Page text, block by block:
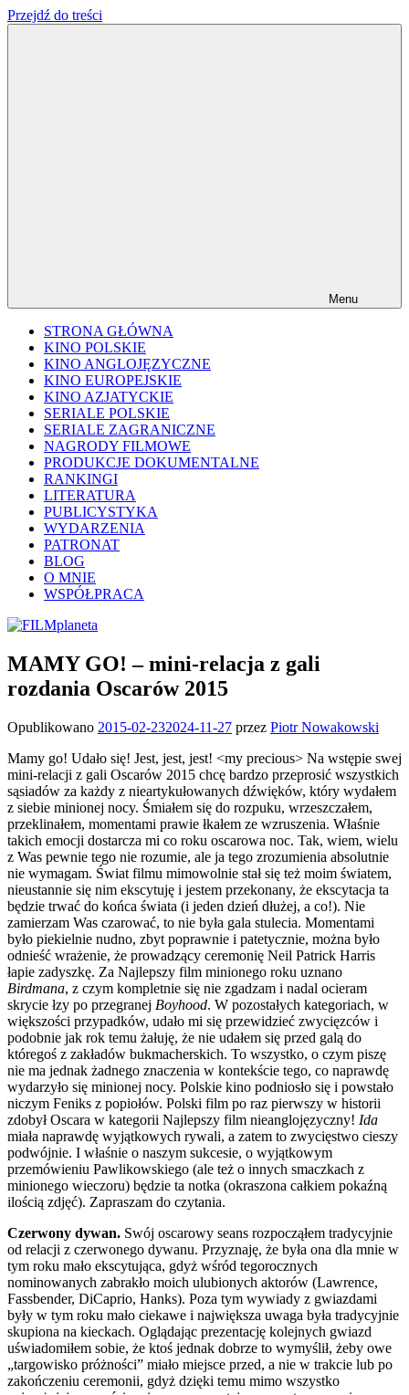
Przejdź do treści
Menu
STRONA GŁÓWNA
KINO POLSKIE
KINO ANGLOJĘZYCZNE
KINO EUROPEJSKIE
KINO AZJATYCKIE
SERIALE POLSKIE
SERIALE ZAGRANICZNE
NAGRODY FILMOWE
PRODUKCJE DOKUMENTALNE
RANKINGI
LITERATURA
PUBLICYSTYKA
WYDARZENIA
PATRONAT
BLOG
O MNIE
WSPÓŁPRACA
MAMY GO! – mini-relacja z gali
rozdania Oscarów 2015
Opublikowano 2015-02-232024-11-27 przez Piotr Nowakowski
Mamy go! Udało się! Jest, jest, jest! <my precious> Na wstępie swej
mini-relacji z gali Oscarów 2015 chcę bardzo przeprosić wszystkich
sąsiadów za każdy z nieartykułowanych dźwięków, który wydałem
z siebie minionej nocy. Śmiałem się do rozpuku, wrzeszczałem,
przeklinałem, momentami prawie łkałem ze wzruszenia. Właśnie
takich emocji dostarcza mi co roku oscarowa noc. Tak, wiem, wielu
z Was pewnie tego nie rozumie, ale ja tego zrozumienia absolutnie
nie wymagam. Świat filmu mimowolnie stał się też moim światem,
nieustannie się nim ekscytuję i jestem przekonany, że ekscytacja ta
będzie trwać do końca świata (i jeden dzień dłużej, a co!). Nie
zamierzam Was czarować, to nie była gala stulecia. Momentami
było piekielnie nudno, zbyt poprawnie i patetycznie, można było
odnieść wrażenie, że prowadzący ceremonię Neil Patrick Harris
łapie zadyszkę. Za Najlepszy film minionego roku uznano
Birdmana, z czym kompletnie się nie zgadzam i nadal ocieram
skrycie łzy po przegranej Boyhood. W pozostałych kategoriach, w
większości przypadków, udało mi się przewidzieć zwycięzców i
podobnie jak rok temu żałuję, że nie udałem się przed galą do
któregoś z zakładów bukmacherskich. To wszystko, o czym piszę
nie ma jednak żadnego znaczenia w kontekście tego, co naprawdę
wydarzyło się minionej nocy. Polskie kino podniosło się i powstało
niczym Feniks z popiołów. Polski film po raz pierwszy w historii
zdobył Oscara w kategorii Najlepszy film nieanglojęzyczny! Ida
miała naprawdę wyjątkowych rywali, a zatem to zwycięstwo cieszy
podwójnie. I właśnie o naszym sukcesie, o wyjątkowym
przemówieniu Pawlikowskiego (ale też o innych smaczkach z
minionego wieczoru) będzie ta notka (okraszona całkiem pokaźną
ilością zdjęć). Zapraszam do czytania.
Czerwony dywan. Swój oscarowy seans rozpocząłem tradycyjnie
od relacji z czerwonego dywanu. Przyznaję, że była ona dla mnie w
tym roku mało ekscytująca, gdyż wśród tegorocznych
nominowanych zabrakło moich ulubionych aktorów (Lawrence,
Fassbender, DiCaprio, Hanks). Poza tym wywiady z gwiazdami
były w tym roku mało ciekawe i największa uwaga była tradycyjnie
skupiona na kieckach. Oglądając prezentację kolejnych gwiazd
uświadomiłem sobie, że ktoś jednak dobrze to wymyślił, żeby owe
„targowisko próżności” miało miejsce przed, a nie w trakcie lub po
zakończeniu ceremonii, gdyż dzięki temu mimo wszystko